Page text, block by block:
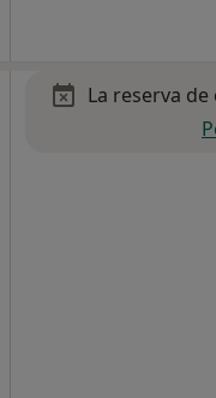
La reserva